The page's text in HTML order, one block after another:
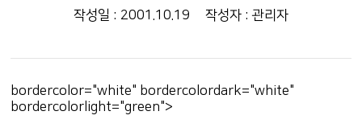
작성일 : 2001.10.19 작성자 : 관리자
bordercolor="white" bordercolordark="white"
bordercolorlight="green">